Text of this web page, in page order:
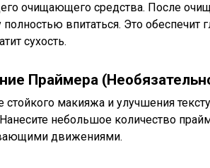
очищающего средства. После
полностью впитаться. Это
сухость.
Праймера
стойкого макияжа и улучшения
небольшое количество
движениями.